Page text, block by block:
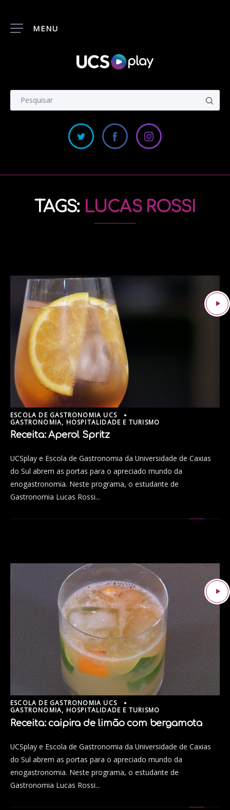
MENU
TAGS: LUCAS ROSSI
ESCOLA DE GASTRONOMIA UCS
GASTRONOMIA, HOSPITALIDADE E TURISMO
Receita: Aperol Spritz
UCSplay e Escola de Gastronomia da Universidade de Caxias
do Sul abrem as portas para o apreciado mundo da
enogastronomia. Neste programa, o estudante de
Gastronomia Lucas Rossi...
ESCOLA DE GASTRONOMIA UCS
GASTRONOMIA, HOSPITALIDADE E TURISMO
Receita: caipira de limão com bergamota
UCSplay e Escola de Gastronomia da Universidade de Caxias
do Sul abrem as portas para o apreciado mundo da
enogastronomia. Neste programa, o estudante de
Gastronomia Lucas Rossi...